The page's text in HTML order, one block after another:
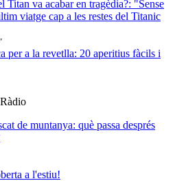
Titan va acabar en tragèdia?: "Sense
viatge cap a les restes del Titanic
per a la revetlla: 20 aperitius fàcils i
de muntanya: què passa després
a l'estiu!